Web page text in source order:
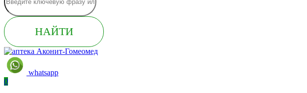
НАЙТИ
whatsapp
0